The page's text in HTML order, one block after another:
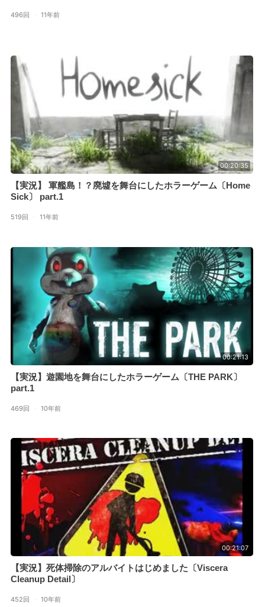
496回 · 11年前
00:20:35
【実況】 軍艦島！？廃墟を舞台にしたホラーゲーム〔Home
Sick〕 part.1
519回 · 11年前
00:21:13
【実況】遊園地を舞台にしたホラーゲーム〔THE PARK〕
part.1
469回 · 10年前
00:21:07
【実況】死体掃除のアルバイトはじめました〔Viscera
Cleanup Detail〕
452回 · 10年前